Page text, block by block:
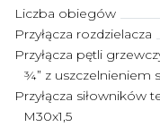
Liczba obiegów
Przyłącza rozdzielacza
Przyłącza pętli
¾” z uszczelnieniem
Przyłącza siłowników
M30x1,5